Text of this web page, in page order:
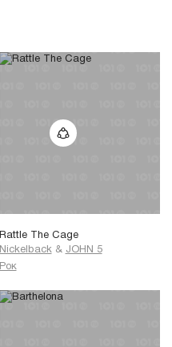
Rattle The Cage
Nickelback & JOHN 5
Рок